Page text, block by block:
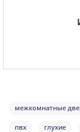
межкомнатные
пвх глухие